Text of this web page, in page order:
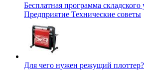
Бесплатная программа
Предприятие Технические советы
Для чего нужен режущий плоттер?